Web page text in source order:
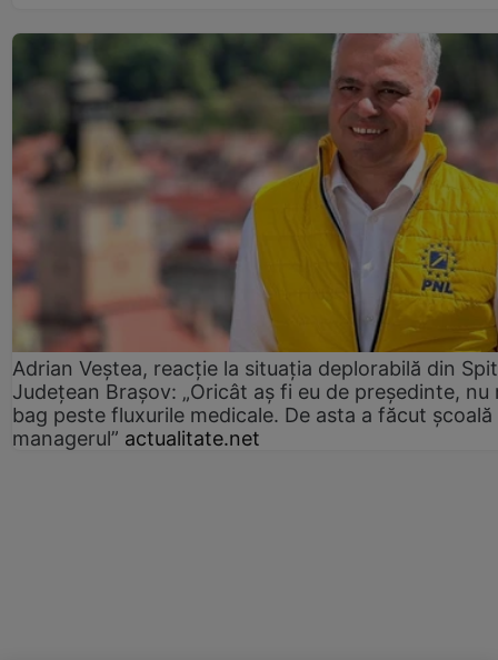
Adrian Veștea, reacție la situația deplorabilă din
Județean Brașov: „Oricât aș fi eu de președinte, nu
bag peste fluxurile medicale. De asta a făcut școală
managerul” actualitate.net